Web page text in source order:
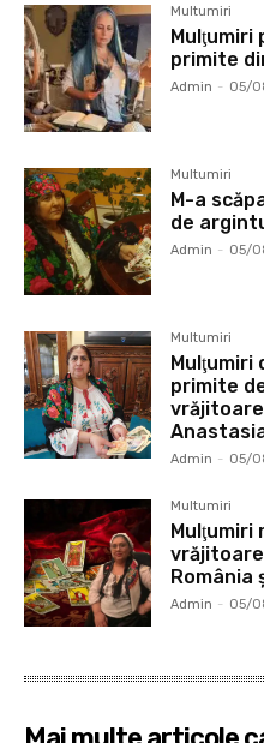
Multumiri
primite
Admin - 05/
Multumiri
M-a
de
Admin - 05/
Multumiri
Mulţumiri
primite
Admin - 05/
Multumiri
România
Admin - 05/